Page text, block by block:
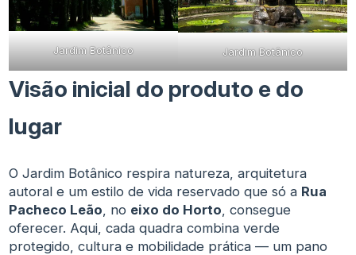
Jardim Botânico Jardim Botânico
Visão inicial do produto e do
lugar
O Jardim Botânico respira natureza, arquitetura
autoral e um estilo de vida reservado que só a Rua
Pacheco Leão , no eixo do Horto , consegue
oferecer. Aqui, cada quadra combina verde
protegido, cultura e mobilidade prática — um pano